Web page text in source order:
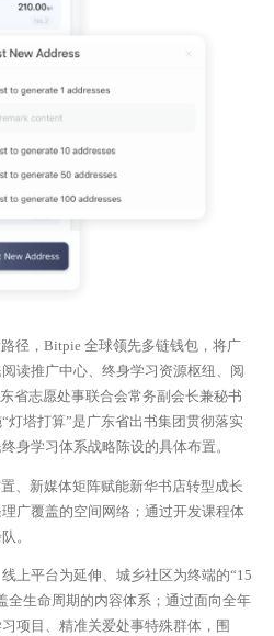
径，Bitpie 全球领先多链钱包，将广
读推广中心、终身学习资源枢纽、阅
省志愿处事联合会常务副会长兼秘书
灯塔打算”是广东省出书集团贯彻落实
身学习体系战略陈设的具体布置。
、新媒体矩阵赋能新华书店转型成长
广覆盖的空间网络；通过开发课程体
。
上平台为延伸、城乡社区为终端的“15
全生命周期的内容体系；通过面向全年
项目、精准关爱处事特殊群体，围